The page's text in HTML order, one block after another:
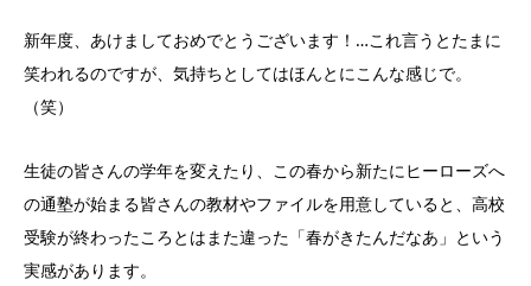
新年度、あけましておめでとうございます！…これ言うとたまに
笑われるのですが、気持ちとしてはほんとにこんな感じで。
（笑）
生徒の皆さんの学年を変えたり、この春から新たにヒーローズへ
の通塾が始まる皆さんの教材やファイルを用意していると、高校
受験が終わったころとはまた違った「春がきたんだなあ」という
実感があります。